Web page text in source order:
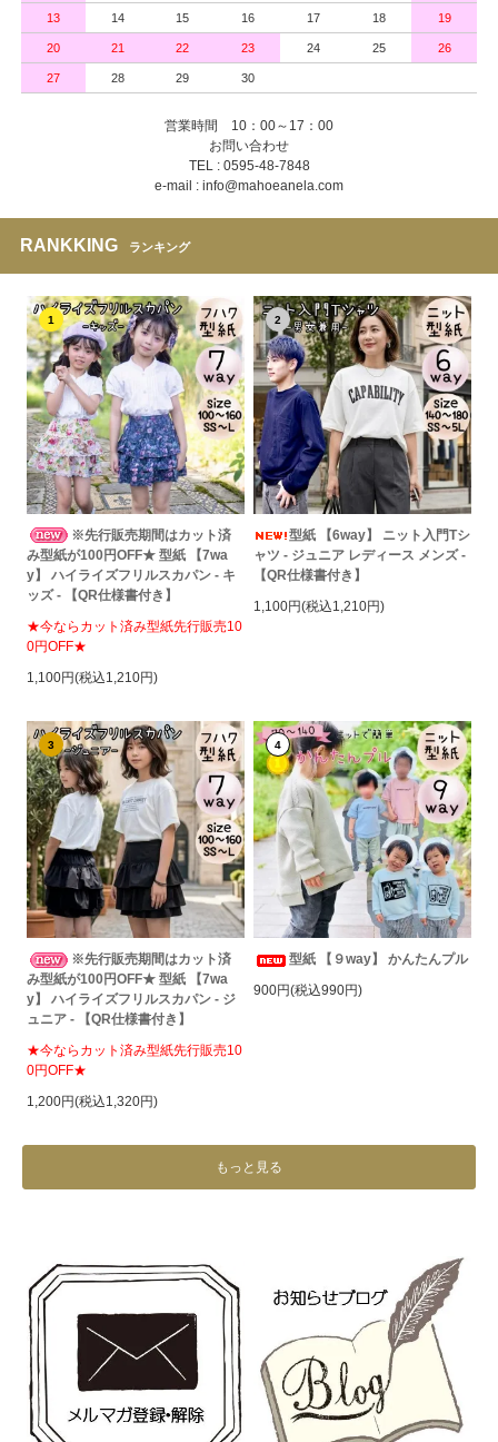
13 14 15 16 17 18 19
20 21 22 23 24 25 26
27 28 29 30
営業時間 10：00～17：00
お問い合わせ
TEL : 0595-48-7848
e-mail : info@mahoeanela.com
RANKKING ランキング
1
※先行販売期間はカット済
み型紙が100円OFF★ 型紙 【7wa
y】 ハイライズフリルスカパン - キ
ッズ - 【QR仕様書付き】
★今ならカット済み型紙先行販売10
0円OFF★
1,100円(税込1,210円)
2
型紙 【6way】 ニット入門Tシ
ャツ - ジュニア レディース メンズ -
【QR仕様書付き】
1,100円(税込1,210円)
3
※先行販売期間はカット済
み型紙が100円OFF★ 型紙 【7wa
y】 ハイライズフリルスカパン - ジ
ュニア - 【QR仕様書付き】
★今ならカット済み型紙先行販売10
0円OFF★
1,200円(税込1,320円)
4
型紙 【９way】 かんたんプル
900円(税込990円)
もっと見る